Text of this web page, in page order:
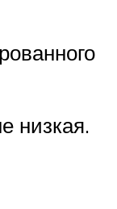
низкая.